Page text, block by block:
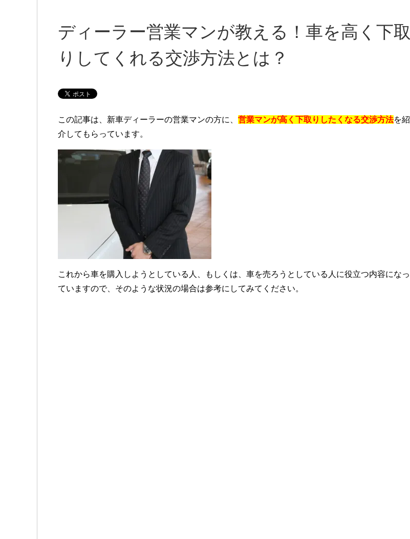
ディーラー営業マンが教える！車を高く下取
りしてくれる交渉方法とは？
この記事は、新車ディーラーの営業マンの方に、 営業マンが高く下取りしたくなる交渉方法を紹
介してもらっています。
これから車を購入しようとしている人、もしくは、車を売ろうとしている人に役立つ内容になっ
ていますので、そのような状況の場合は参考にしてみてください。